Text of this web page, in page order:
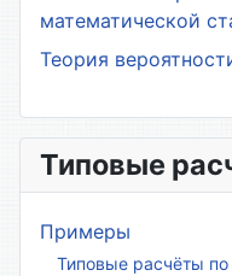
математической
Теория
Типовые
Примеры
Типовые расчёты